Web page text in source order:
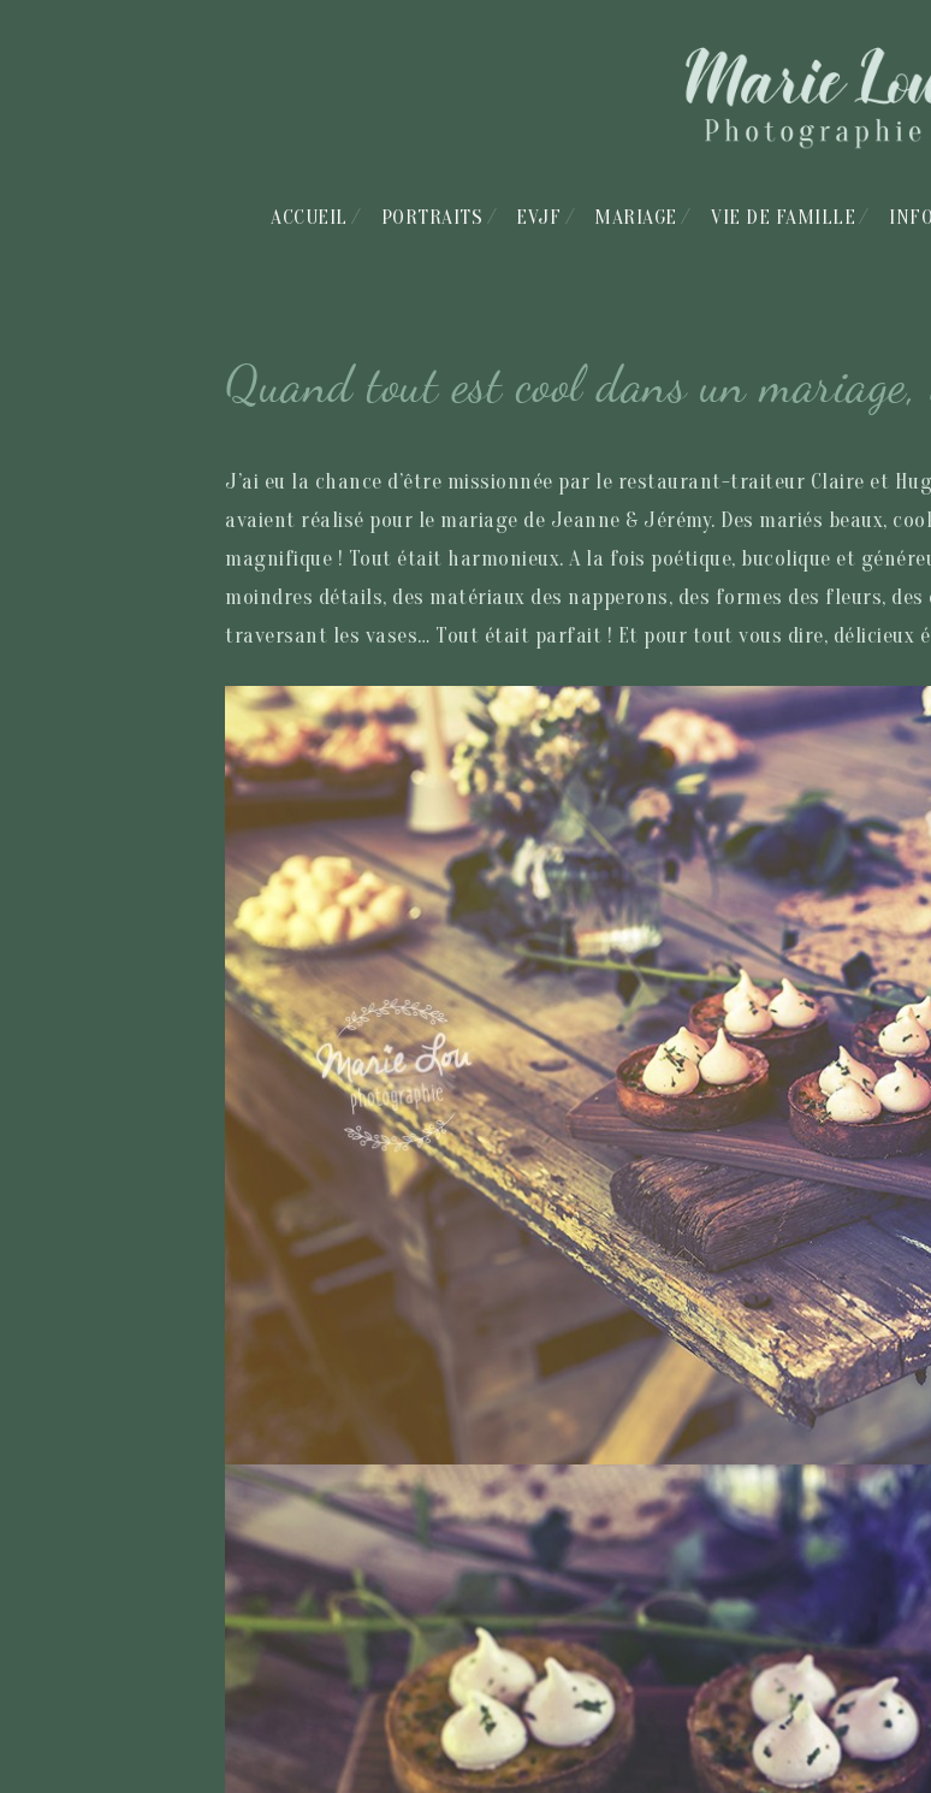
ACCUEIL PORTRAITS EVJF MARIAGE VIE DE FAMILLE
Quand tout est cool dans un mariage,
J’ai eu la chance d’être missionnée par le restaurant-traiteur Claire et
avaient réalisé pour le mariage de Jeanne & Jérémy. Des mariés beaux,
magnifique ! Tout était harmonieux. A la fois poétique, bucolique et
moindres détails, des matériaux des napperons, des formes des fleurs,
traversant les vases… Tout était parfait ! Et pour tout vous dire, délicieux